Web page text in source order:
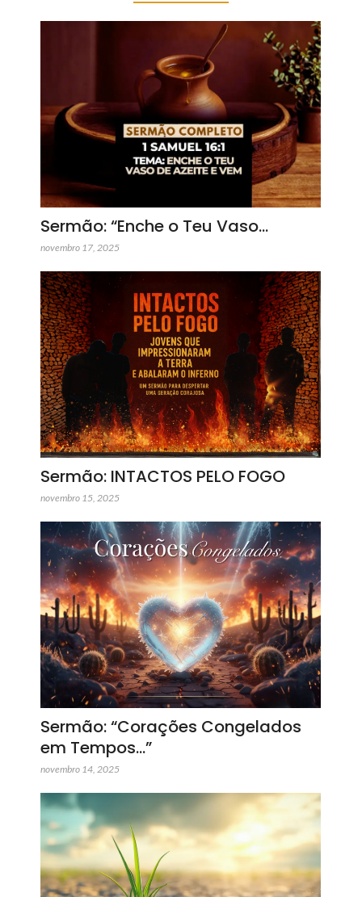
Sermão: “Enche o Teu Vaso…
novembro 17, 2025
Sermão: INTACTOS PELO FOGO
novembro 15, 2025
Sermão: “Corações Congelados
em Tempos…”
novembro 14, 2025